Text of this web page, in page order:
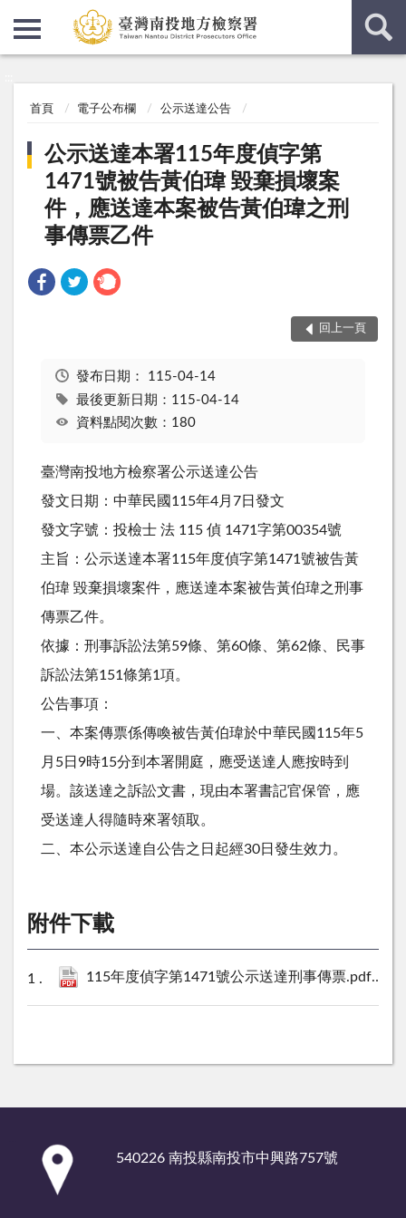
首頁 電子公布欄 公示送達公告
公示送達本署115年度偵字第
1471號被告黃伯瑋 毀棄損壞案
件，應送達本案被告黃伯瑋之刑
事傳票乙件
回上一頁
發布日期： 115-04-14
最後更新日期：115-04-14
資料點閱次數：180
臺灣南投地方檢察署公示送達公告
發文日期：中華民國115年4月7日發文
發文字號：投檢士 法 115 偵 1471字第00354號
主旨：公示送達本署115年度偵字第1471號被告黃
伯瑋 毀棄損壞案件，應送達本案被告黃伯瑋之刑事
傳票乙件。
依據：刑事訴訟法第59條、第60條、第62條、民事
訴訟法第151條第1項。
公告事項：
一、本案傳票係傳喚被告黃伯瑋於中華民國115年5
月5日9時15分到本署開庭，應受送達人應按時到
場。該送達之訴訟文書，現由本署書記官保管，應
受送達人得隨時來署領取。
二、本公示送達自公告之日起經30日發生效力。
附件下載
115年度偵字第1471號公示送達刑事傳票.pdf 321
540226 南投縣南投市中興路757號